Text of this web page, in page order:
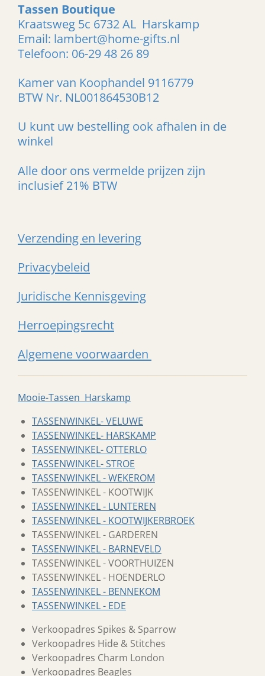
Tassen Boutique
Kraatsweg 5c 6732 AL Harskamp
Email: lambert@home-gifts.nl
Telefoon: 06-29 48 26 89
Kamer van Koophandel 9116779
BTW Nr. NL001864530B12
U kunt uw bestelling ook afhalen in de
winkel
Alle door ons vermelde prijzen zijn
inclusief 21% BTW
Verzending en levering
Privacybeleid
Juridische Kennisgeving
Herroepingsrecht
Algemene voorwaarden
Mooie-Tassen Harskamp
TASSENWINKEL- VELUWE
TASSENWINKEL- HARSKAMP
TASSENWINKEL- OTTERLO
TASSENWINKEL- STROE
TASSENWINKEL - WEKEROM
TASSENWINKEL - KOOTWIJK
TASSENWINKEL - LUNTEREN
TASSENWINKEL - KOOTWIJKERBROEK
TASSENWINKEL - GARDEREN
TASSENWINKEL - BARNEVELD
TASSENWINKEL - VOORTHUIZEN
TASSENWINKEL - HOENDERLO
TASSENWINKEL - BENNEKOM
TASSENWINKEL - EDE
Verkoopadres Spikes & Sparrow
Verkoopadres Hide & Stitches
Verkoopadres Charm London
Verkoopadres Beagles